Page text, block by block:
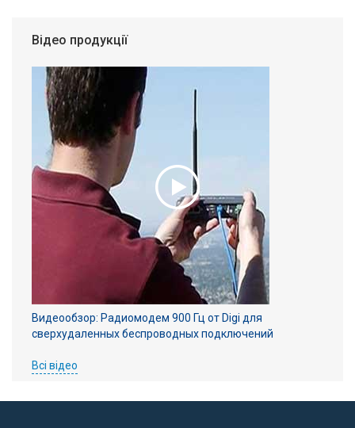
Відео продукції
Видеообзор: Радиомодем 900 Гц от Digi для
сверхудаленных беспроводных подключений
Всі відео